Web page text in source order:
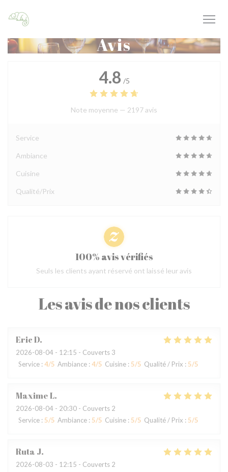
Avis
Les avis de nos clients
EricD
2026-08-04 - 12:15 - Couverts 3
Service : 4/5 Ambiance : 4/5 Cuisine : 5/5 Qualité / Prix : 5/5
MaximeL
2026-08-04 - 20:30 - Couverts 2
Service : 5/5 Ambiance : 5/5 Cuisine : 5/5 Qualité / Prix : 5/5
Ruta J
2026-08-03 - 12:15 - Couverts 2
4.8 /5
Note moyenne — 2197 avis
Service
Ambiance
Cuisine
Qualité/Prix
100% avis vérifiés
Seuls les clients ayant réservé ont laissé leur avis